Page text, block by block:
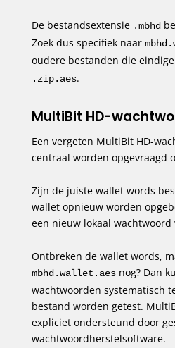
De bestandsextensie .mbhd
Zoek dus specifiek naar
oudere bestanden die
.zip.aes.
MultiBit HD-
Een vergeten MultiBit HD-
centraal worden opgevraagd
Zijn de juiste wallet words
wallet opnieuw worden
een nieuw lokaal
Ontbreken de wallet words,
mbhd.wallet.aesnog? Dan
wachtwoorden systematisch
bestand worden getest.
expliciet ondersteund door
wachtwoordherstelsoftware.